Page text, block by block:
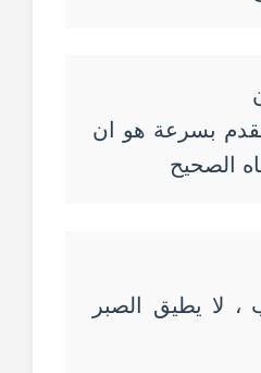
بسرعة هو ان
الصحيح
، لا يطيق الصبر